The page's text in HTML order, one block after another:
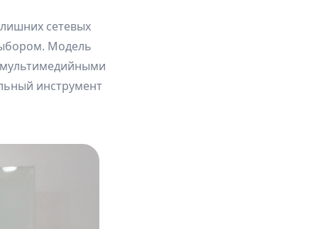
сетевых
Модель
мультимедийными
инструмент